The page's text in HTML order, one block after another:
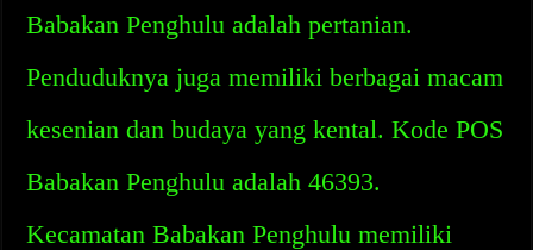
Babakan Penghulu adalah pertanian.
Penduduknya juga memiliki berbagai macam
kesenian dan budaya yang kental. Kode POS
Babakan Penghulu adalah 46393.
Kecamatan Babakan Penghulu memiliki